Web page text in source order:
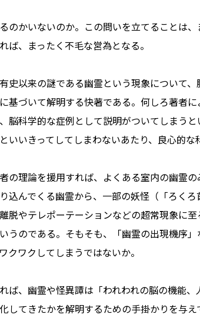
のかいないのか。この問いを立てることは
ば、まったく不毛な営為となる。
史以来の謎である幽霊という現象について
基づいて解明する快著である。何しろ著者
脳科学的な症例として説明がついてしまう
いいきってしてしまわないあたり、良心的な
の理論を援用すれば、よくある室内の幽霊
込んでくる幽霊から、一部の妖怪（「ろく
脱やテレポーテーションなどの超常現象に
うのである。そもそも、「幽霊の出現機序
クワクしてしまうではないか。
ば、幽霊や怪異譚は「われわれの脳の機能
してきたかを解明するための手掛かりを与